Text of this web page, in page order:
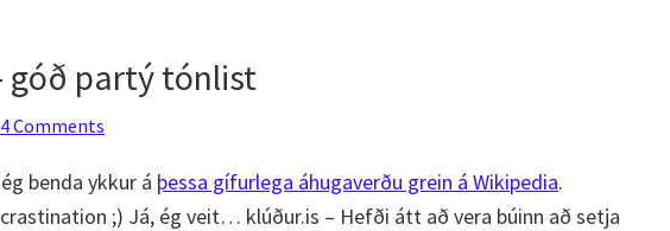
góð partý tónlist
4 Comments
benda ykkur á þessa gífurlega áhugaverðu grein á Wikipedia.
;) Já, ég veit… klúður.is – Hefði átt að vera búinn að setja